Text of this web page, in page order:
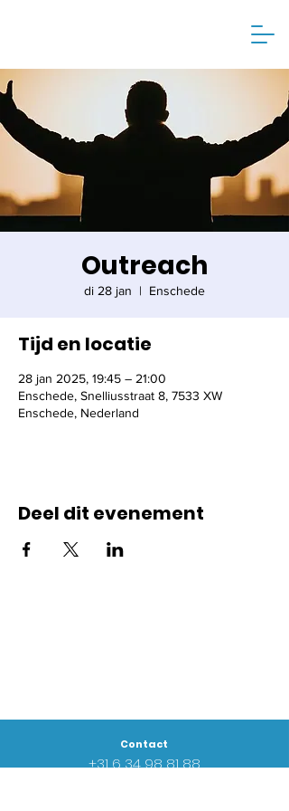
Outreach
di 28 jan
  |
Enschede
Tijd en locatie
28 jan 2025, 19:45 – 21:00
Enschede, Snelliusstraat 8, 7533 XW
Enschede, Nederland
Deel dit evenement
Contact
+31 634 98 81 88